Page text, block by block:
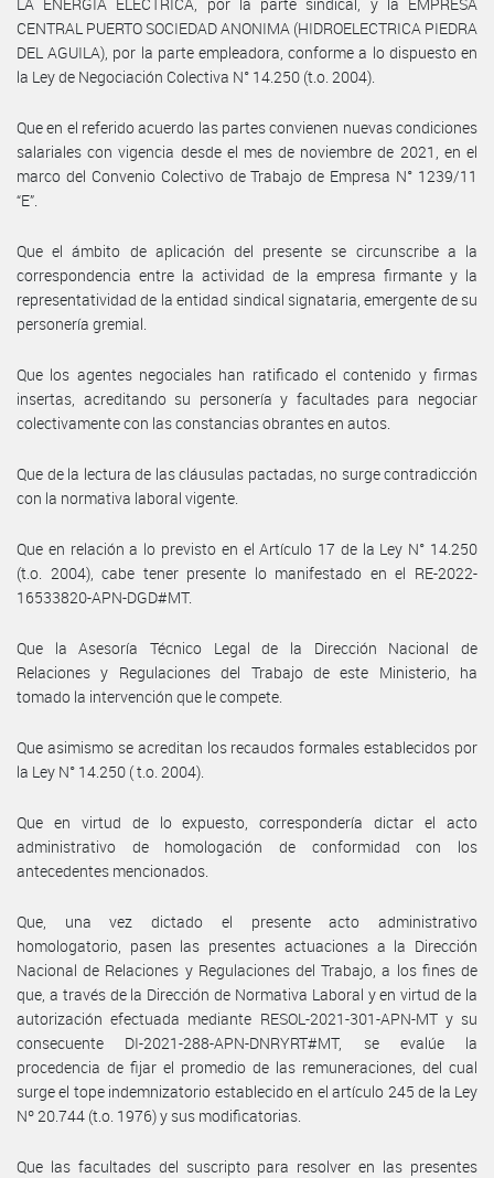
CENTRAL PUERTO SOCIEDAD ANONIMA (HIDROELECTRICA PIEDRA
DEL AGUILA), por la parte empleadora, conforme a lo dispuesto en
la Ley de Negociación Colectiva N° 14.250 (t.o. 2004).
Que en el referido acuerdo las partes convienen nuevas condiciones
salariales con vigencia desde el mes de noviembre de 2021, en el
marco del Convenio Colectivo de Trabajo de Empresa N° 1239/11
“E”.
Que el ámbito de aplicación del presente se circunscribe a la
correspondencia entre la actividad de la empresa firmante y la
representatividad de la entidad sindical signataria, emergente de su
personería gremial.
Que los agentes negociales han ratificado el contenido y firmas
insertas, acreditando su personería y facultades para negociar
colectivamente con las constancias obrantes en autos.
Que de la lectura de las cláusulas pactadas, no surge contradicción
con la normativa laboral vigente.
Que en relación a lo previsto en el Artículo 17 de la Ley N° 14.250
(t.o. 2004), cabe tener presente lo manifestado en el RE-2022-
16533820-APN-DGD#MT.
Que la Asesoría Técnico Legal de la Dirección Nacional de
Relaciones y Regulaciones del Trabajo de este Ministerio, ha
tomado la intervención que le compete.
Que asimismo se acreditan los recaudos formales establecidos por
la Ley N° 14.250 ( t.o. 2004).
Que en virtud de lo expuesto, correspondería dictar el acto
administrativo de homologación de conformidad con los
antecedentes mencionados.
Que, una vez dictado el presente acto administrativo
homologatorio, pasen las presentes actuaciones a la Dirección
Nacional de Relaciones y Regulaciones del Trabajo, a los fines de
que, a través de la Dirección de Normativa Laboral y en virtud de la
autorización efectuada mediante RESOL-2021-301-APN-MT y su
consecuente DI-2021-288-APN-DNRYRT#MT, se evalúe la
procedencia de fijar el promedio de las remuneraciones, del cual
surge el tope indemnizatorio establecido en el artículo 245 de la Ley
Nº 20.744 (t.o. 1976) y sus modificatorias.
Que las facultades del suscripto para resolver en las presentes